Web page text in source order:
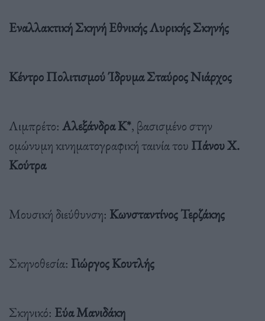
Εναλλακτική Σκηνή Εθνικής Λυρικής Σκηνής
Κέντρο Πολιτισμού Ίδρυμα Σταύρος Νιάρχος
Λιμπρέτο: ΑλεξάνδραΚ*, βασισμένο στην
ομώνυμηκινηματογραφικήταινίατου ΠάνουΧ.
Κούτρα
Μουσική διεύθυνση: ΚωνσταντίνοςΤερζάκης
Σκηνοθεσία: ΓιώργοςΚουτλής
Σκηνικό: ΕύαΜανιδάκη